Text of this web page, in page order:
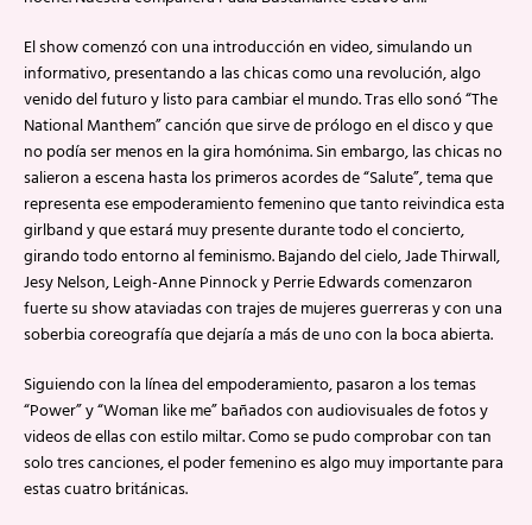
El show comenzó con una introducción en video, simulando un
informativo, presentando a las chicas como una revolución, algo
venido del futuro y listo para cambiar el mundo. Tras ello sonó “The
National Manthem” canción que sirve de prólogo en el disco y que
no podía ser menos en la gira homónima. Sin embargo, las chicas no
salieron a escena hasta los primeros acordes de “Salute”, tema que
representa ese empoderamiento femenino que tanto reivindica esta
girlband y que estará muy presente durante todo el concierto,
girando todo entorno al feminismo. Bajando del cielo, Jade Thirwall,
Jesy Nelson, Leigh-Anne Pinnock y Perrie Edwards comenzaron
fuerte su show ataviadas con trajes de mujeres guerreras y con una
soberbia coreografía que dejaría a más de uno con la boca abierta.
Siguiendo con la línea del empoderamiento, pasaron a los temas
“Power” y “Woman like me” bañados con audiovisuales de fotos y
videos de ellas con estilo miltar. Como se pudo comprobar con tan
solo tres canciones, el poder femenino es algo muy importante para
estas cuatro británicas.